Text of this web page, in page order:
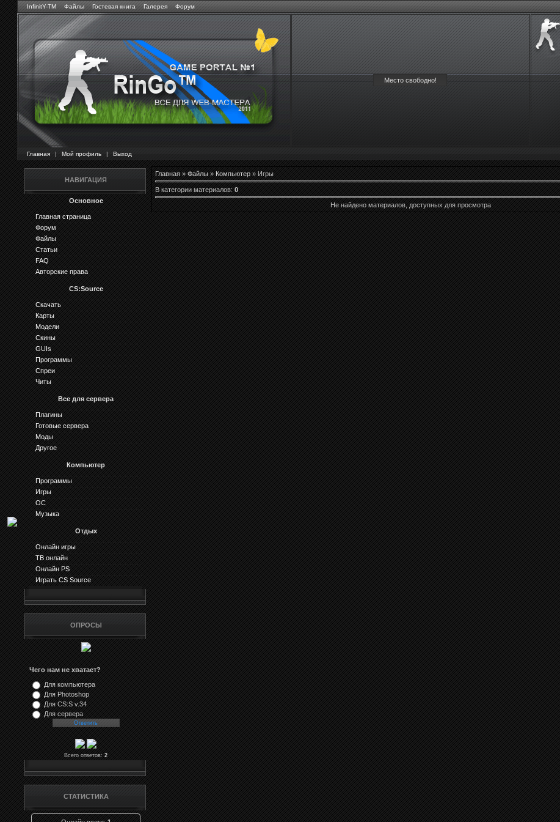
InfinitY-TM Файлы Гостевая книга Галерея Форум
Место свободно!
Главная | Мой профиль | Выход
НАВИГАЦИЯ
Основное
Главная страница
Форум
Файлы
Статьи
FAQ
Авторские права
CS:Source
Скачать
Карты
Модели
Скины
GUIs
Программы
Спреи
Читы
Все для сервера
Плагины
Готовые сервера
Моды
Другое
Компьютер
Программы
Игры
ОС
Музыка
Отдых
Онлайн игры
ТВ онлайн
Онлайн PS
Играть CS Source
ОПРОСЫ
Чего нам не хватает?
Для компьютера
Для Photoshop
Для CS:S v.34
Для сервера
Всего ответов:2
СТАТИСТИКА
Главная»Файлы»Компьютер» Игры
В категории материалов:0
Не найдено материалов, доступных для просмотра